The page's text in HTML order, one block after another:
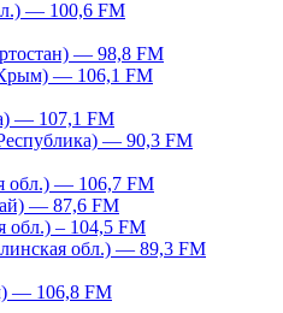
— 100,6 FM
— 98,8 FM
— 106,1 FM
— 107,1 FM
— 90,3 FM
обл.) — 106,7 FM
— 87,6 FM
обл.) – 104,5 FM
обл.) — 89,3 FM
— 106,8 FM